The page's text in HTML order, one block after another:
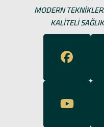
MODERN
KALITELI